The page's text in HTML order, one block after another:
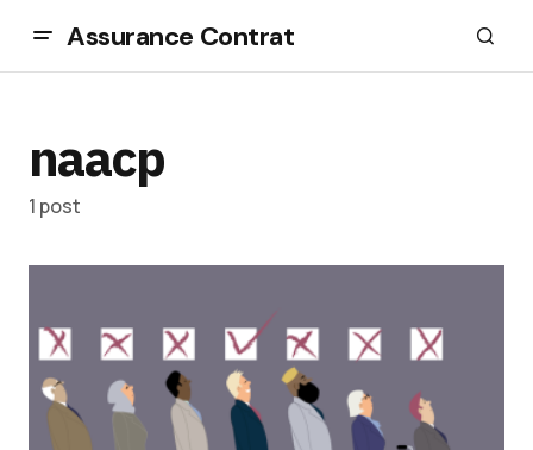
Assurance Contrat
naacp
1 post